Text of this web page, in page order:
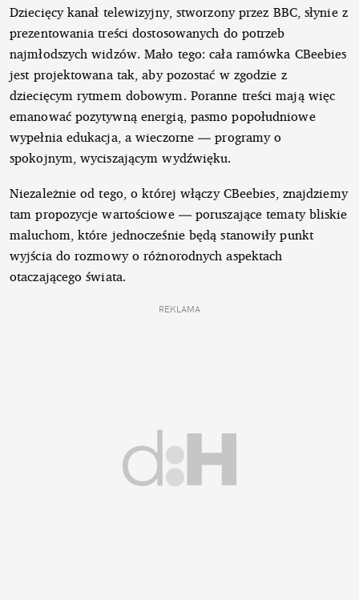
Dziecięcy kanał telewizyjny, stworzony przez BBC, słynie z
prezentowania treści dostosowanych do potrzeb
najmłodszych widzów. Mało tego: cała ramówka CBeebies
jest projektowana tak, aby pozostać w zgodzie z
dziecięcym rytmem dobowym. Poranne treści mają więc
emanować pozytywną energią, pasmo popołudniowe
wypełnia edukacja, a wieczorne — programy o
spokojnym, wyciszającym wydźwięku.
Niezależnie od tego, o której włączy CBeebies, znajdziemy
tam propozycje wartościowe — poruszające tematy bliskie
maluchom, które jednocześnie będą stanowiły punkt
wyjścia do rozmowy o różnorodnych aspektach
otaczającego świata.
REKLAMA